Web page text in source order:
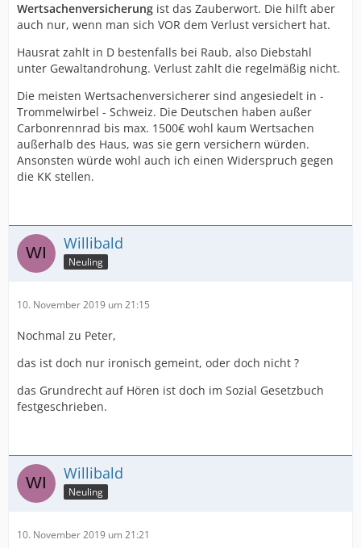
Wertsachenversicherung ist das Zauberwort. Die hilft aber
auch nur, wenn man sich VOR dem Verlust versichert hat.
Hausrat zahlt in D bestenfalls bei Raub, also Diebstahl
unter Gewaltandrohung. Verlust zahlt die regelmäßig nicht.
Die meisten Wertsachenversicherer sind angesiedelt in -
Trommelwirbel - Schweiz. Die Deutschen haben außer
Carbonrennrad bis max. 1500€ wohl kaum Wertsachen
außerhalb des Haus, was sie gern versichern würden.
Ansonsten würde wohl auch ich einen Widerspruch gegen
die KK stellen.
Willibald
Neuling
10. November 2019 um 21:15
Nochmal zu Peter,
das ist doch nur ironisch gemeint, oder doch nicht ?
das Grundrecht auf Hören ist doch im Sozial Gesetzbuch
festgeschrieben.
Willibald
Neuling
10. November 2019 um 21:21